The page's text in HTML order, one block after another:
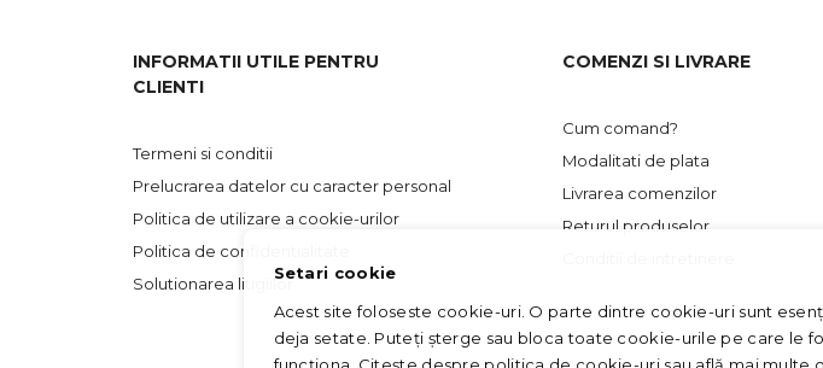
INFORMATII UTILE PENTRU
CLIENTI
Termeni si conditii
Prelucrarea datelor cu caracter personal
Politica de utilizare a cookie-urilor
Politica de confidentialitate
Solutionarea litigiilor
COMENZI SI LIVRARE
Cum comand?
Modalitati de plata
Livrarea comenzilor
Returul produselor
Setari cookie
Acest site foloseste cookie-uri. O parte dintre cookie-uri sunt
deja setate. Puteți șterge sau bloca toate cookie-urile pe care le